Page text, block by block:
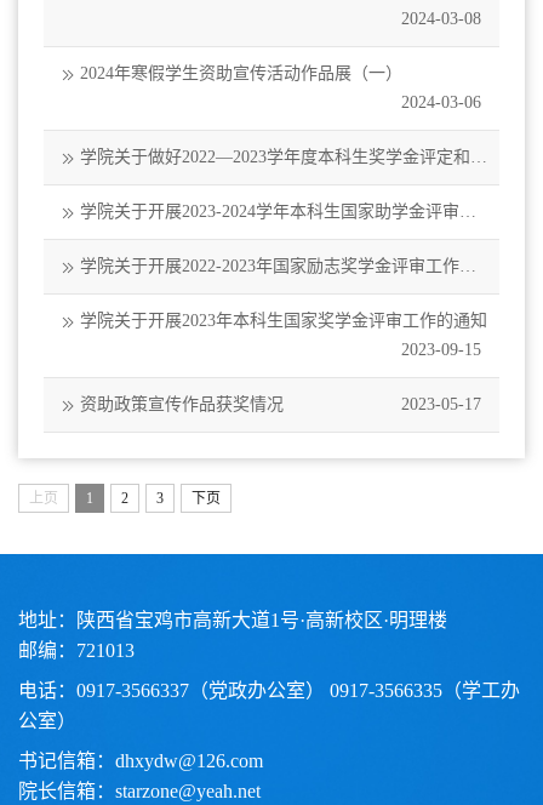
2024-03-08
2024年寒假学生资助宣传活动作品展（一）
2024-03-06
学院关于做好2022—2023学年度本科生奖学金评定和评
优工作的通知
2023-10-26
学院关于开展2023-2024学年本科生国家助学金评审工
作的通知
2023-10-20
学院关于开展2022-2023年国家励志奖学金评审工作的
通知
2023-10-13
学院关于开展2023年本科生国家奖学金评审工作的通知
2023-09-15
资助政策宣传作品获奖情况 2023-05-17
上页 1 2 3 下页
地址：陕西省宝鸡市高新大道1号·高新校区·明理楼
邮编：721013
电话：0917-3566337（党政办公室） 0917-3566335（学工办
公室）
书记信箱：dhxydw@126.com
院长信箱：starzone@yeah.net